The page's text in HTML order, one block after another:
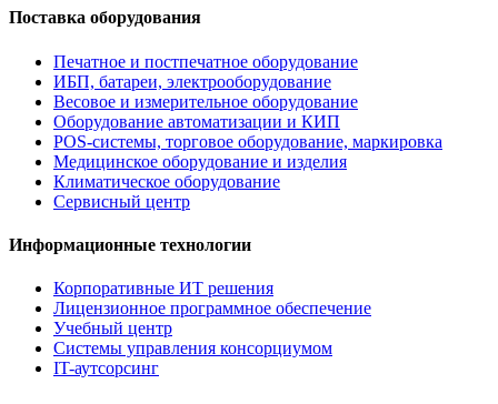
Поставка оборудования
Печатное и постпечатное оборудование
ИБП, батареи, электрооборудование
Весовое и измерительное оборудование
Оборудование автоматизации и КИП
POS-системы, торговое оборудование, маркировка
Медицинское оборудование и изделия
Климатическое оборудование
Сервисный центр
Информационные технологии
Корпоративные ИТ решения
Лицензионное программное обеспечение
Учебный центр
Системы управления консорциумом
IT-аутсорсинг